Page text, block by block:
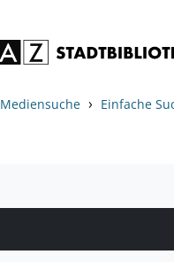
Mediensuche › Einfache